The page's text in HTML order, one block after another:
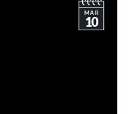
MAR
10